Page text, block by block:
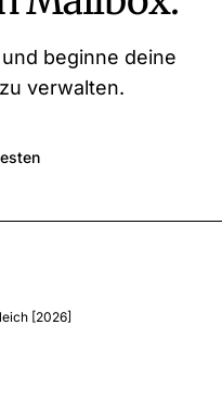
beginne deine
verwalten.
[2026]